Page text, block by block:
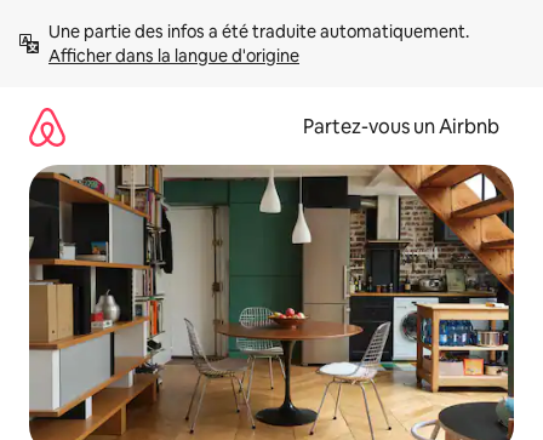
directement
Afficher dans la langue d'origine
Partez-vous un Airbnb